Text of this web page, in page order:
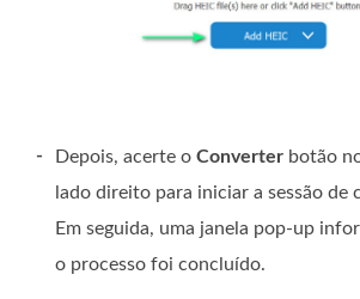
- Depois, acerte o Converter botão
lado direito para iniciar a sessão de
Em seguida, uma janela pop-up
o processo foi concluído.